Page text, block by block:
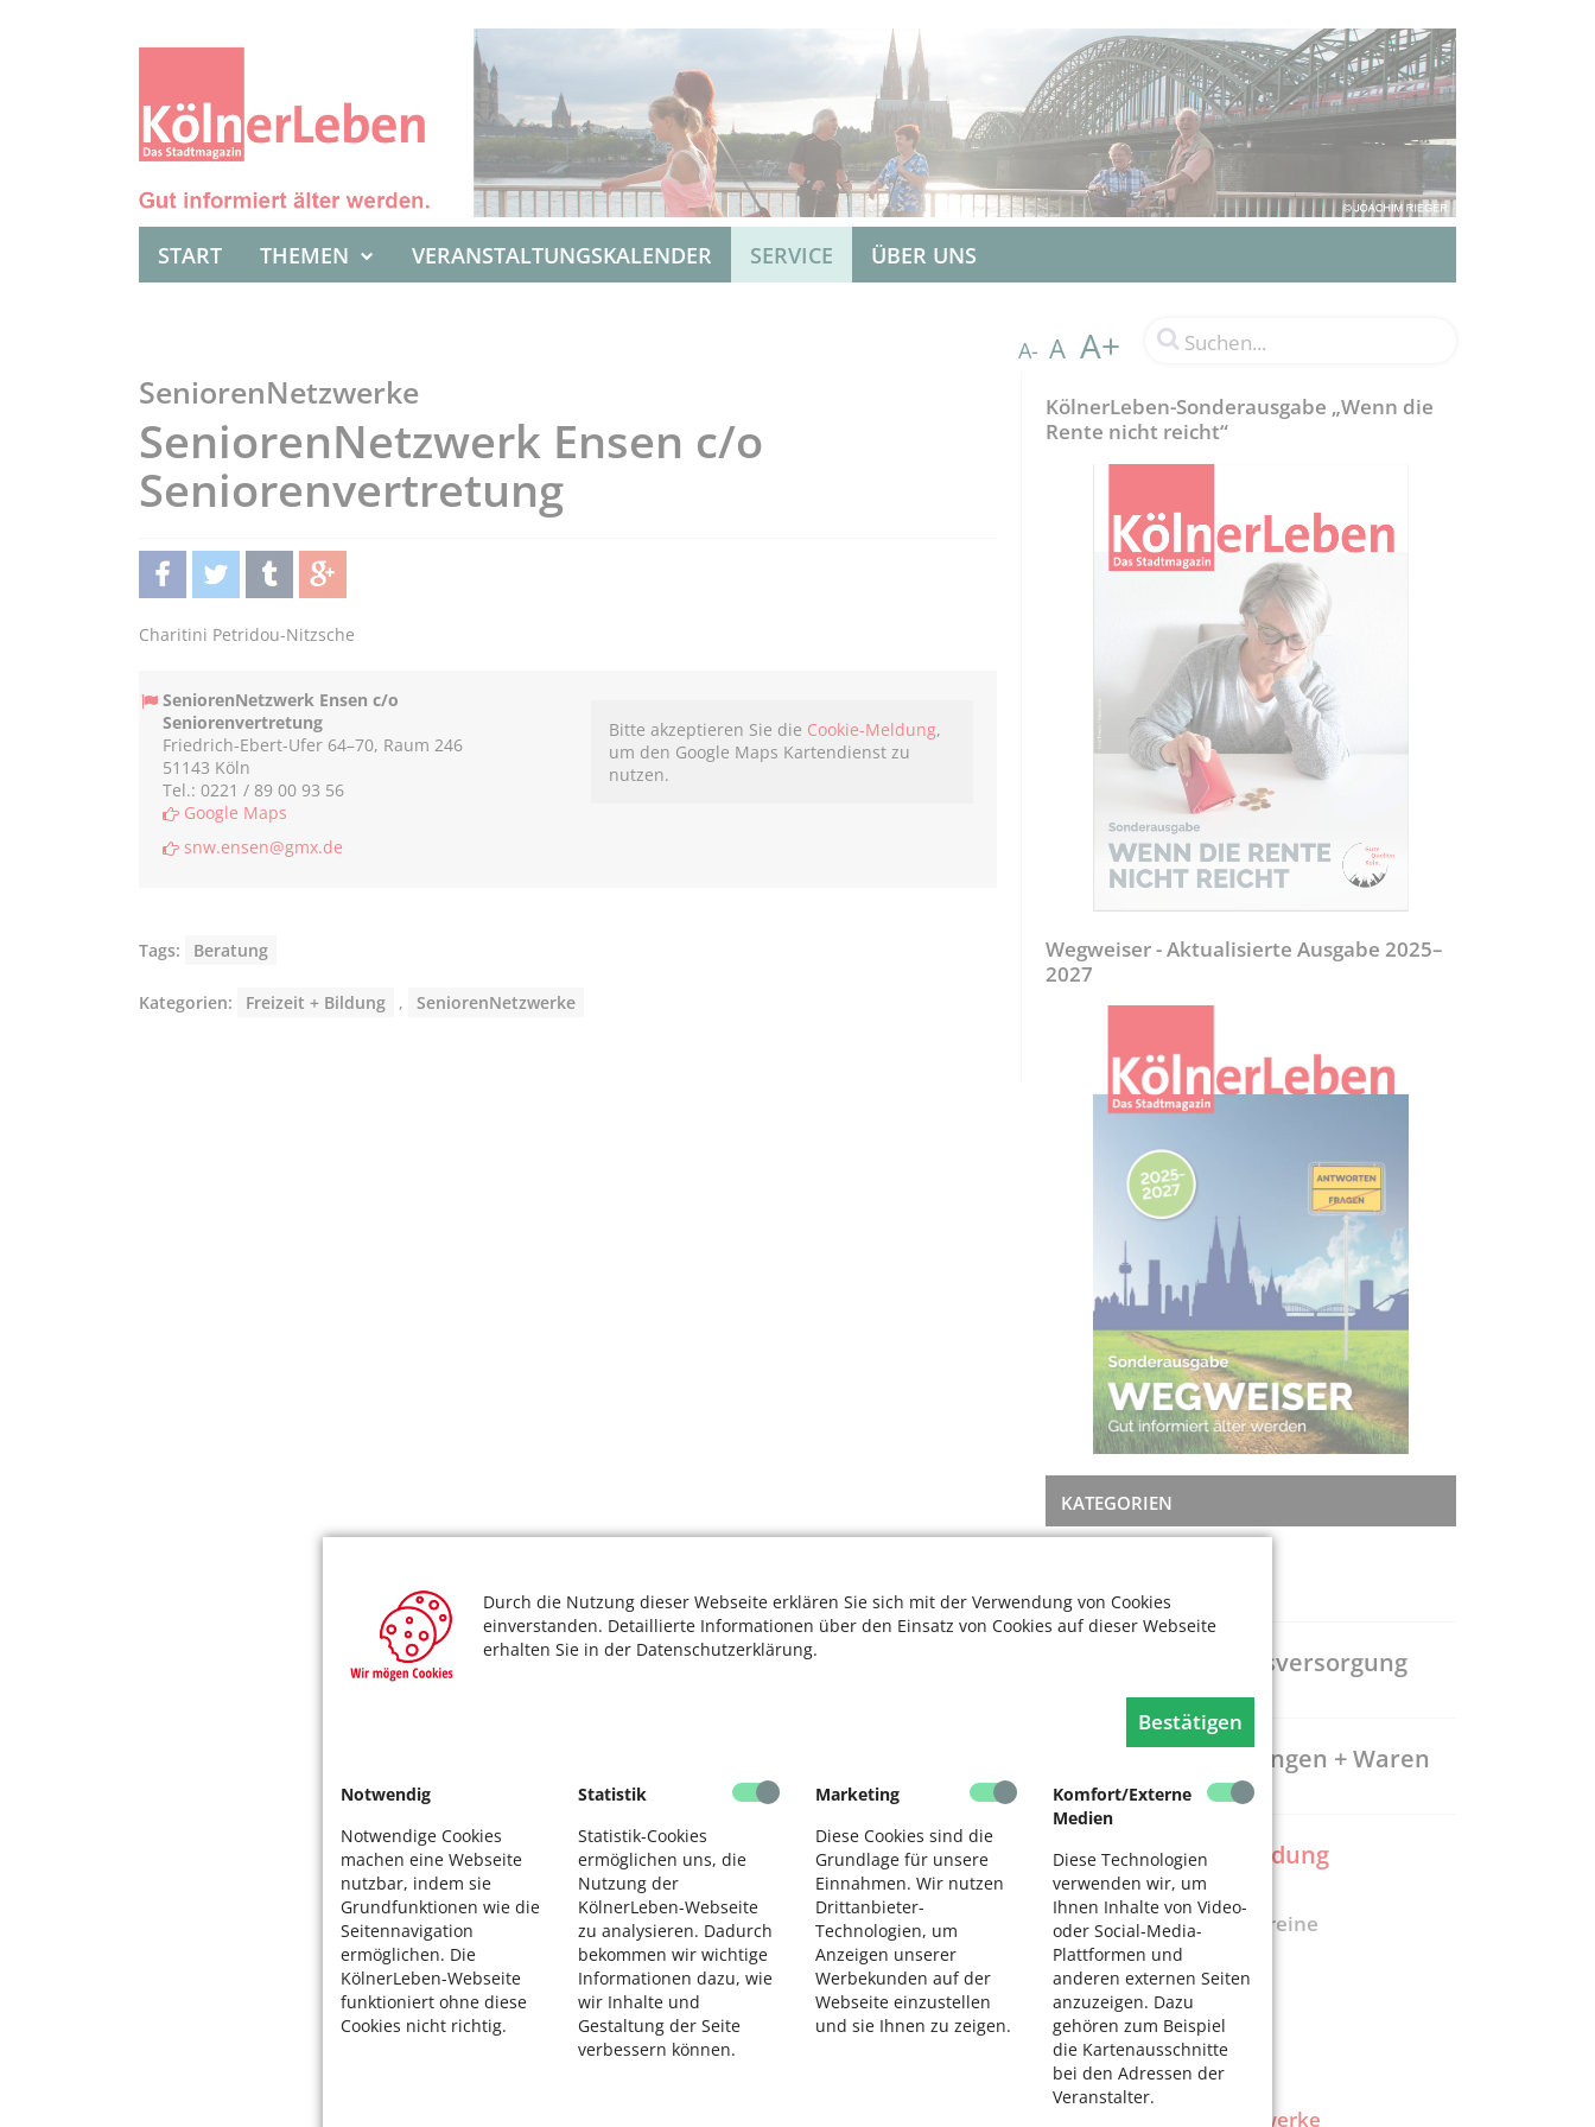
Durch die Nutzung dieser Webseite erklären Sie sich mit der Verwendung von Cookies
einverstanden. Detaillierte Informationen über den Einsatz von Cookies auf dieser Webseite
erhalten Sie in der Datenschutzerklärung.
Bestätigen
Notwendig
Notwendige Cookies
machen eine Webseite
nutzbar, indem sie
Grundfunktionen wie die
Seitennavigation
ermöglichen. Die
KölnerLeben-Webseite
funktioniert ohne diese
Cookies nicht richtig.
Statistik
Statistik-Cookies
ermöglichen uns, die
Nutzung der
KölnerLeben-Webseite
zu analysieren. Dadurch
bekommen wir wichtige
Informationen dazu, wie
wir Inhalte und
Gestaltung der Seite
verbessern können.
Marketing
Diese Cookies sind die
Grundlage für unsere
Einnahmen. Wir nutzen
Drittanbieter-
Technologien, um
Anzeigen unserer
Werbekunden auf der
Webseite einzustellen
und sie Ihnen zu zeigen.
Komfort/Externe
Medien
Diese Technologien
verwenden wir, um
Ihnen Inhalte von Video-
oder Social-Media-
Plattformen und
anderen externen Seiten
anzuzeigen. Dazu
gehören zum Beispiel
die Kartenausschnitte
bei den Adressen der
Veranstalter.
START THEMEN VERANSTALTUNGSKALENDER SERVICE ÜBER UNS
A- A A+
SeniorenNetzwerke
SeniorenNetzwerk Ensen c/o
Seniorenvertretung
teilentwittern teilen teilen
Charitini Petridou-Nitzsche
SeniorenNetzwerk Ensen c/o
Seniorenvertretung
Friedrich-Ebert-Ufer 64–70, Raum 246
51143 Köln
Tel.: 0221 / 89 00 93 56
Google Maps
snw.ensen@gmx.de
Bitte akzeptieren Sie die Cookie-Meldung,
um den Google Maps Kartendienst zu
nutzen.
Tags: Beratung
Kategorien: Freizeit + Bildung , SeniorenNetzwerke
KölnerLeben-Sonderausgabe „Wenn die
Rente nicht reicht“
Wegweiser - Aktualisierte Ausgabe 2025–
2027
KATEGORIEN
Gesundheitsversorgung
Dienstleistungen + Waren
Freizeit + Bildung
Ehrenamt / Vereine
Bürgerzentren
Kino
Museen
Musik
SeniorenNetzwerke